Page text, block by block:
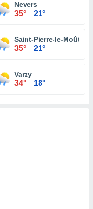
Nevers
35° 21°
Saint-Pierre-le-Moûtier
35° 21°
Varzy
34° 18°